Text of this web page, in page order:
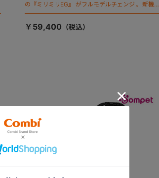
の『ミリミリEG』 がフルモデルチェンジ 。新機能
「マジカルフォールディング」搭載
￥59,400